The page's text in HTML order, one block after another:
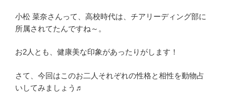
小松 菜奈さんって、高校時代は、チアリーディング部に
所属されてたんですね～。
お2人とも、健康美な印象があったりがします！
さて、今回はこのお二人それぞれの性格と相性を動物占
いしてみましょう♬